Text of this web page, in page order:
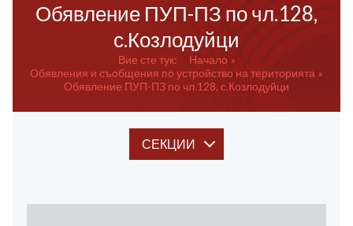
Обявление ПУП-ПЗ по чл.128,
с.Козлодуйци
Вие сте тук:
Начало
Обявления и съобщения по устройство на територията
Обявление ПУП-ПЗ по чл.128, с.Козлодуйци
СЕКЦИИ